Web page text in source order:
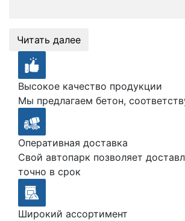
Читать далее
Высокое качество продукции
Мы предлагаем бетон,
Оперативная доставка
Свой автопарк позволяет
точно в срок
Широкий ассортимент